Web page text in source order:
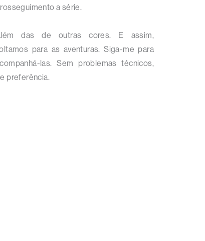
a série.
das de outras cores. E assim,
para as aventuras. Siga-me para
las. Sem problemas técnicos,
preferência.